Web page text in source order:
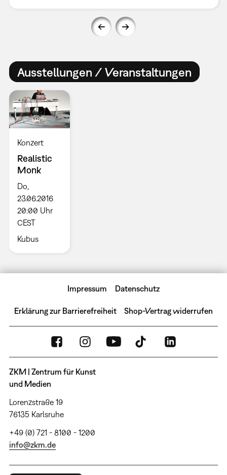
Ausstellungen / Veranstaltungen
Konzert
Realistic
Monk
Do,
23.06.2016
20:00 Uhr
CEST
Kubus
Impressum Datenschutz
Erklärung zur Barrierefreiheit Shop-Vertrag widerrufen
ZKM | Zentrum für Kunst
und Medien
Lorenzstraße 19
76135 Karlsruhe
+49 (0) 721 - 8100 - 1200
info@zkm.de